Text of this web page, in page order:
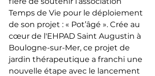
Temps de Vie pour le déploiement
de son projet : « Pot’âgé ». Crée au
cœur de l'EHPAD Saint Augustin à
Boulogne-sur-Mer, ce projet de
jardin thérapeutique a franchi une
nouvelle étape avec le lancement